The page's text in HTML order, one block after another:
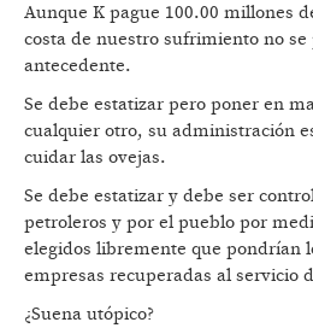
Aunque K pague 100.00 millones
costa de nuestro sufrimiento no
antecedente.
Se debe estatizar pero poner en
cualquier otro, su administración
cuidar las ovejas.
Se debe estatizar y debe ser
petroleros y por el pueblo por
elegidos libremente que pondrían
empresas recuperadas al servicio
¿Suena utópico?